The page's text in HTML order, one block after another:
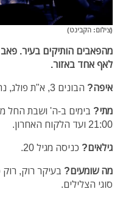
(צילום: הקבינט)
מהפאבים הותיקים בעיר.
לאף אחד באזור.
איפה? הבונים 3, א"ת פולג, נתניה.
מתי?
21:00 ועד הלקוח האחרון.
גילאים? כניסה מגיל 20.
מה שומעים? בעיקר רוק, רוק
סוגי הצלילים.